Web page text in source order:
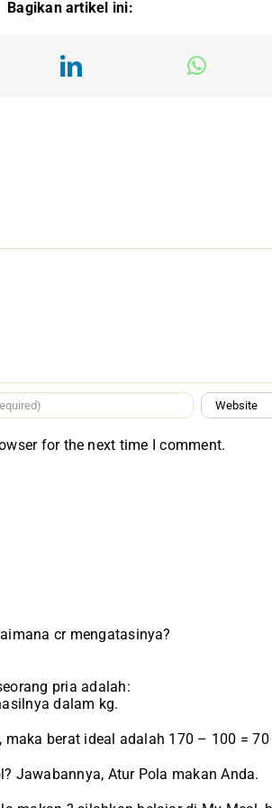
Bagikan artikel ini:
cr mengatasinya?
pria adalah:
dalam kg.
berat ideal adalah 170 – 100 = 70
Jawabannya, Atur Pola makan Anda.
for the next time I comment.